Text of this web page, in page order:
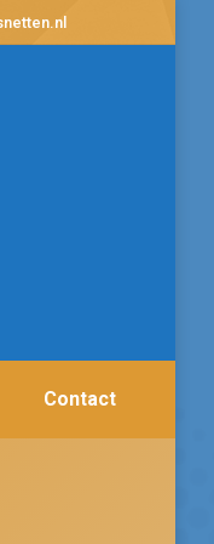
Contact